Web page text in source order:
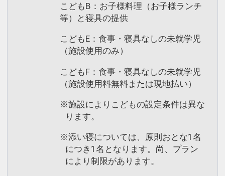
こどもB：お子様料理（お子様ランチ
等）と寝具の提供
こどもE：食事・寝具なしの未就学児
（施設使用のみ）
こどもF：食事・寝具なしの未就学児
（施設使用料無料または現地払い）
※施設によりこどもの設定条件は異な
ります。
※添い寝については、原則おとな1名
につき1名となります。尚、プラン
により制限があります。